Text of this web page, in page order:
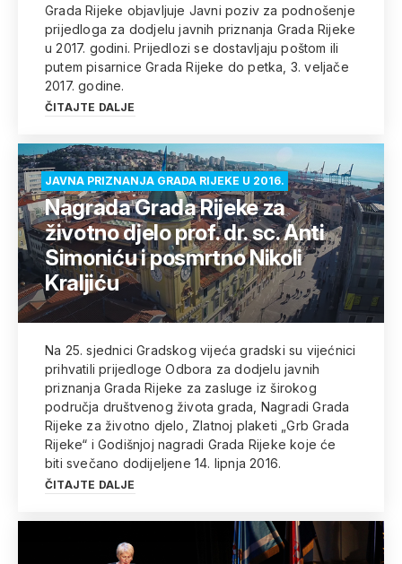
Grada Rijeke objavljuje Javni poziv za podnošenje
prijedloga za dodjelu javnih priznanja Grada Rijeke
u 2017. godini. Prijedlozi se dostavljaju poštom ili
putem pisarnice Grada Rijeke do petka, 3. veljače
2017. godine.
ČITAJTE DALJE
JAVNA PRIZNANJA GRADA RIJEKE U 2016.
Nagrada Grada Rijeke za
životno djelo prof. dr. sc. Anti
Simoniću i posmrtno Nikoli
Kraljiću
Na 25. sjednici Gradskog vijeća gradski su vijećnici
prihvatili prijedloge Odbora za dodjelu javnih
priznanja Grada Rijeke za zasluge iz širokog
područja društvenog života grada, Nagradi Grada
Rijeke za životno djelo, Zlatnoj plaketi „Grb Grada
Rijeke“ i Godišnjoj nagradi Grada Rijeke koje će
biti svečano dodijeljene 14. lipnja 2016.
ČITAJTE DALJE